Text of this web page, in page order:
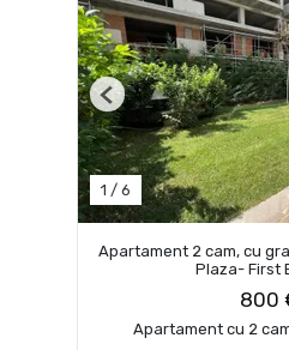
1 / 6
Previous
Apartament 2 cam, cu
Plaza- First
800
Apartament cu 2